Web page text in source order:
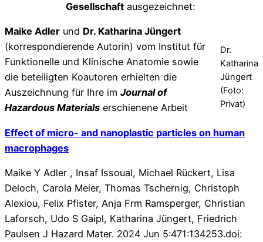
Gesellschaft ausgezeichnet:
Dr.
Katharina
Jüngert
(Foto:
Privat)
Maike Adler und Dr. Katharina Jüngert
(korrespondierende Autorin) vom Institut für
Funktionelle und Klinische Anatomie sowie
die beteiligten Koautoren erhielten die
Auszeichnung für Ihre im Journal of
Hazardous Materials erschienene Arbeit
Effect of micro- and nanoplastic particles on human
macrophages
Maike Y Adler , Insaf Issoual, Michael Rückert, Lisa
Deloch, Carola Meier, Thomas Tschernig, Christoph
Alexiou, Felix Pfister, Anja Frm Ramsperger, Christian
Laforsch, Udo S Gaipl, Katharina Jüngert, Friedrich
Paulsen J Hazard Mater. 2024 Jun 5:471:134253.doi: